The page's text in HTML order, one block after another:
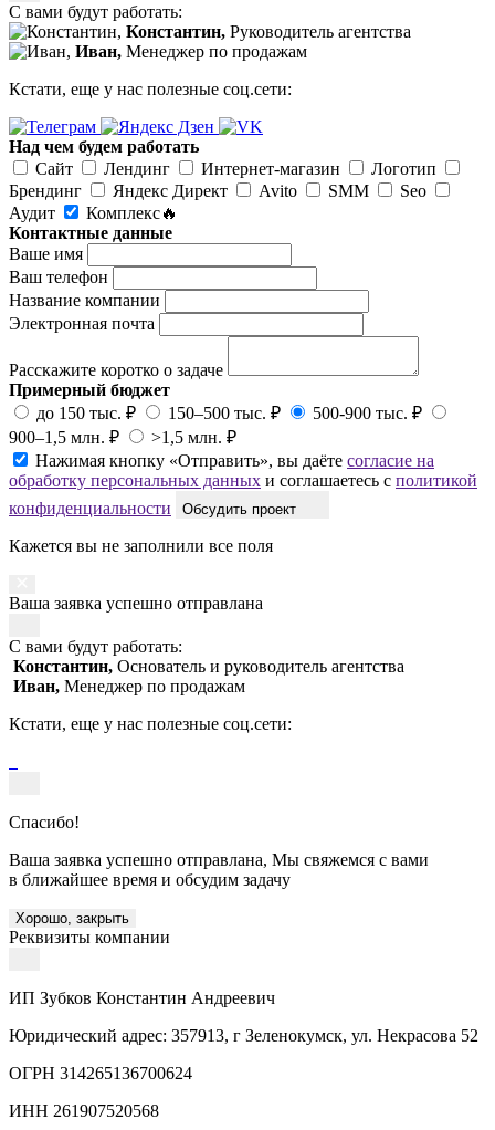
С вами будут работать:
Константин, Руководитель агентства
Иван, Менеджер по продажам
Кстати, еще у нас полезные соц.сети:
Над чем будем работать
Сайт
Лендинг Интернет-магазин
Логотип
Брендинг
Яндекс Директ Avito SMM
Seo
Аудит
Комплекс🔥
Контактные данные
Ваше имя
Ваш телефон
Название компании
Электронная почта
Расскажите коротко о задаче
Примерный бюджет
до 150 тыс. ₽
150–500 тыс. ₽
500-900 тыс. ₽
900–1,5 млн. ₽
>1,5 млн. ₽
Нажимая кнопку «Отправить», вы даёте согласие на
обработку персональных данных и соглашаетесь с политикой
конфиденциальности
Обсудить проект
Кажется вы не заполнили все поля
Ваша заявка успешно отправлана
С вами будут работать:
Константин, Основатель и руководитель агентства
Иван, Менеджер по продажам
Кстати, еще у нас полезные соц.сети:
Спасибо!
Ваша заявка успешно отправлана, Мы свяжемся с вами
в ближайшее время и обсудим задачу
Хорошо, закрыть
Реквизиты компании
ИП Зубков Константин Андреевич
Юридический адрес: 357913, г Зеленокумск, ул. Некрасова 52
ОГРН 314265136700624
ИНН 261907520568